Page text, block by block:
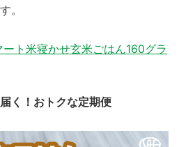
。
ート米寝かせ玄米ごはん160グラ
く！おトクな定期便